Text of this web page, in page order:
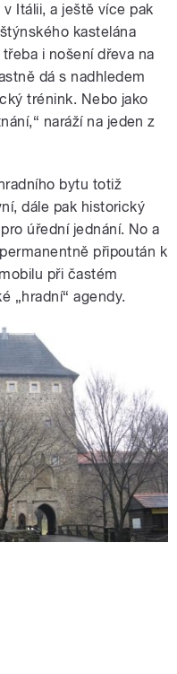
Itálii, a ještě více pak
kastelána
i nošení dřeva na
dá s nadhledem
trénink. Nebo jako
naráží na jeden z
bytu totiž
dále pak historický
úřední jednání. No a
připoután k
při častém
„hradní“ agendy.